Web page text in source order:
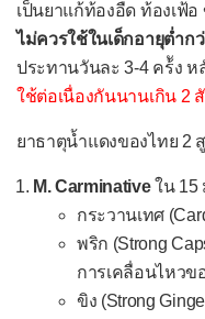
Meloxicam
Celecoxib
▫ยาลดน้ำมู
Cetirizine
เป็นยาแก้ท้องอืด ท้องเฟ้
ไม่ควรใช้ในเด็กอายุต่ำก
ประทานวันละ 3-4 คร้ัง ห
ใช้ต่อเนื่องกันนานเกิน 2
ยาธาตุน้ำแดงของไทย 2
M. Carminativeใน 15
กระวานเทศ
พริก (Strong
การเคลื่อนไหวข
ขิง (Strong